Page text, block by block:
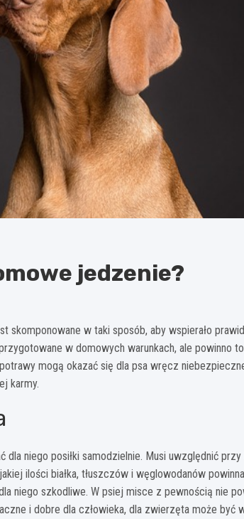
jedzenie?
w taki sposób, aby wspierało
w domowych warunkach, ale powinno
mogą okazać się dla psa wręcz
karmy.
niego posiłki samodzielnie. Musi uwzględnić
ilości białka, tłuszczów i węglowodanów
niego szkodliwe. W psiej misce z pewnością nie
i dobre dla człowieka, dla zwierzęta może być